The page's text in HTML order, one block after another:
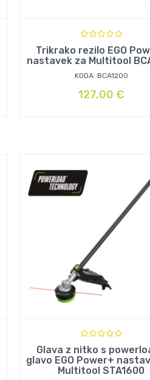
Trikrako rezilo EGO
nastavek za Multitool
KODA: BCA1200
127,00€
Glava z nitko s
glavo EGO Power+
Multitool STA1600